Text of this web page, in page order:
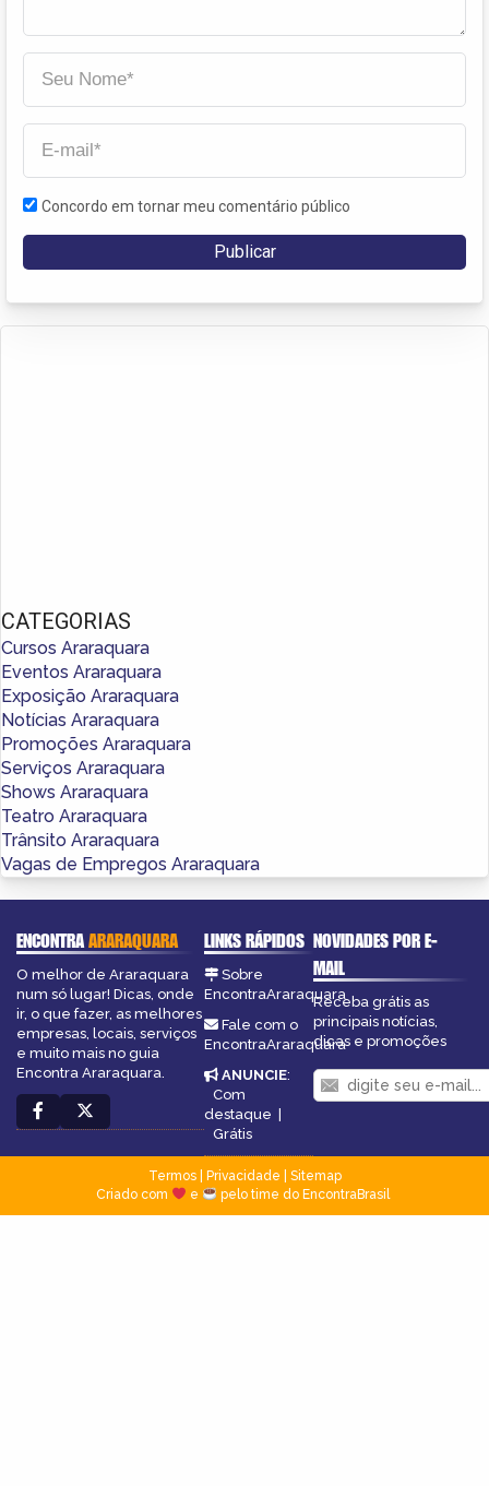
Concordo em tornar meu comentário público
CATEGORIAS
Cursos Araraquara
Eventos Araraquara
Exposição Araraquara
Notícias Araraquara
Promoções Araraquara
Serviços Araraquara
Shows Araraquara
Teatro Araraquara
Trânsito Araraquara
Vagas de Empregos Araraquara
ENCONTRAARARAQUARA
O melhor de Araraquara
num só lugar! Dicas, onde
ir, o que fazer, as melhores
empresas, locais, serviços
e muito mais no guia
Encontra Araraquara.
LINKS RÁPIDOS
Sobre
EncontraAraraquara
Fale com o
EncontraAraraquara
ANUNCIE:
Com
destaque
Grátis
NOVIDADES POR E-
MAIL
Receba grátis as
principais notícias,
dicas e promoções
Termos| Privacidade
Sitemap
Criado com
e pelo time do EncontraBrasil